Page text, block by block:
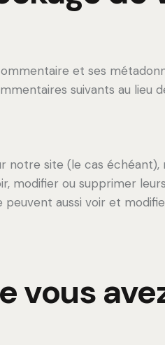
et ses
suivants au lieu
notre site (le cas
modifier ou supprimer
peuvent aussi voir et
vous